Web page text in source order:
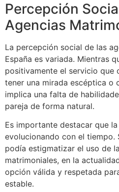
Percepción
Agencias
La percepción social de las
España es variada. Mientras
positivamente el servicio que
tener una mirada escéptica o
implica una falta de
pareja de forma natural.
Es importante destacar que
evolucionando con el tiempo.
podía estigmatizar el uso de
matrimoniales, en la
opción válida y respetada
estable.